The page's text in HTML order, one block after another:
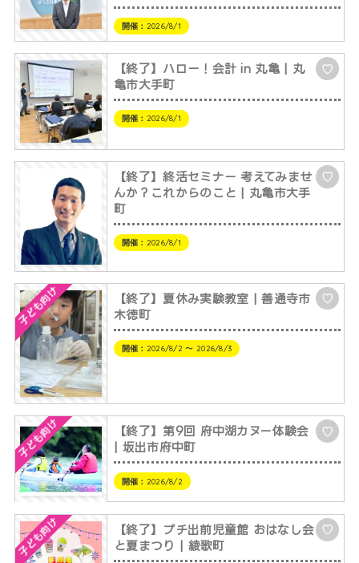
開催： 2026/8/1
【終了】ハロー！会計 in 丸亀 | 丸
亀市大手町
♡
開催： 2026/8/1
【終了】終活セミナー 考えてみませ
んか？これからのこと | 丸亀市大手
町
♡
開催： 2026/8/1
子ども向け
【終了】夏休み実験教室 | 善通寺市
木徳町
♡
開催： 2026/8/2 〜 2026/8/3
子ども向け
【終了】第9回 府中湖カヌー体験会
| 坂出市府中町
♡
開催： 2026/8/2
子ども向け
【終了】プチ出前児童館 おはなし会
と夏まつり | 綾歌町
♡